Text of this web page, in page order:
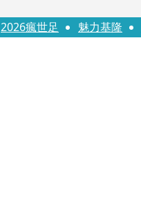
快訊
Ozone黃文廷、
2026瘋世足 魅力基隆